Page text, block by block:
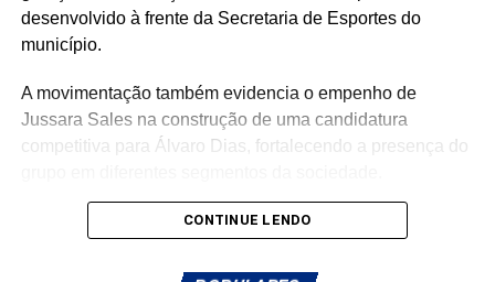
desenvolvido à frente da Secretaria de Esportes do
município.
A movimentação também evidencia o empenho de
Jussara Sales na construção de uma candidatura
competitiva para Álvaro Dias, fortalecendo a presença do
Com a chegada de Pablo, o PL Jovem ganha um
com a juventude e capacidade de mobilização para a
CONTINUE LENDO